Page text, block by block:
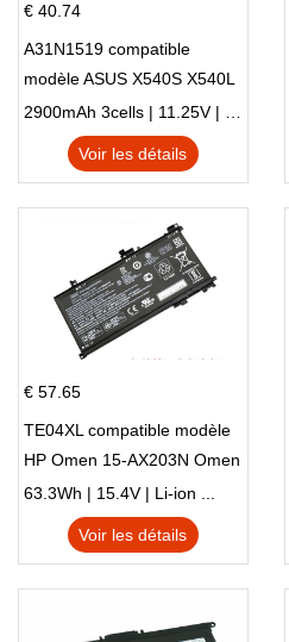
€ 40.74
A31N1519 compatible
modèle ASUS X540S X540L
X540LA-SI302 X540SA
X540S
2900mAh 3cells | 11.25V | Li-ion ...
Voir les détails
€ 57.65
TE04XL compatible modèle
HP Omen 15-AX203N Omen
15 Series Pavilion 15 Series
63.3Wh | 15.4V | Li-ion ...
Voir les détails